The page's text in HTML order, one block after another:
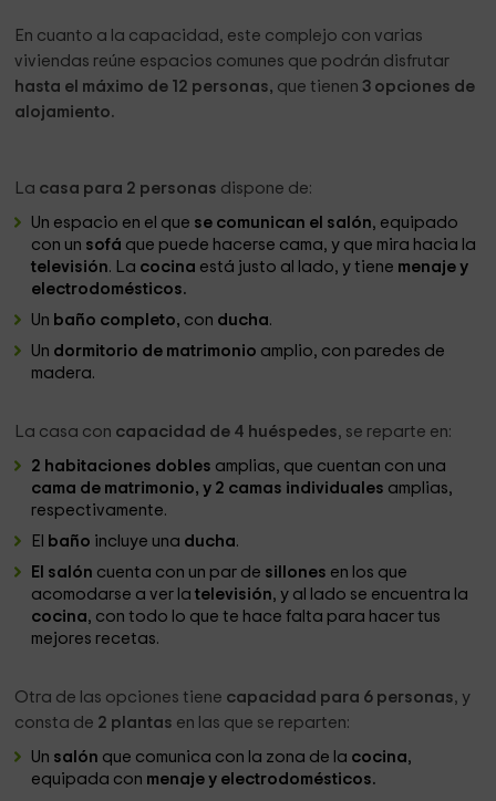
En cuanto a la capacidad, este complejo con varias
viviendas reúne espacios comunes que podrán disfrutar
hasta el máximo de 12 personas, que tienen 3 opciones de
alojamiento.
La casa para 2 personas dispone de:
Un espacio en el que se comunican el salón, equipado
con un sofá que puede hacerse cama, y que mira hacia la
televisión. La cocina está justo al lado, y tiene menaje y
electrodomésticos.
Un baño completo, con ducha.
Un dormitorio de matrimonio amplio, con paredes de
madera.
La casa con capacidad de 4 huéspedes, se reparte en:
2 habitaciones dobles amplias, que cuentan con una
cama de matrimonio, y 2 camas individuales amplias,
respectivamente.
El baño incluye una ducha.
El salón cuenta con un par de sillones en los que
acomodarse a ver latelevisión, y al lado se encuentra la
cocina, con todo lo que te hace falta para hacer tus
mejores recetas.
Otra de las opciones tiene capacidad para 6 personas, y
consta de 2 plantas en las que se reparten:
Un salón que comunica con la zona de la cocina,
equipada con menaje y electrodomésticos.